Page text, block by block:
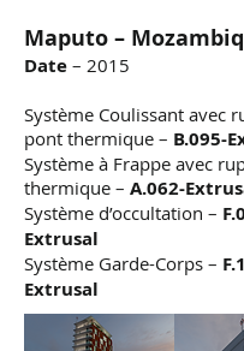
Maputo –
Date – 2015
Système Coulissant avec
pont thermique – B.095-
Système à Frappe avec
thermique – A.062-
Système d’occultation –
Extrusal
Système Garde-Corps –
Extrusal